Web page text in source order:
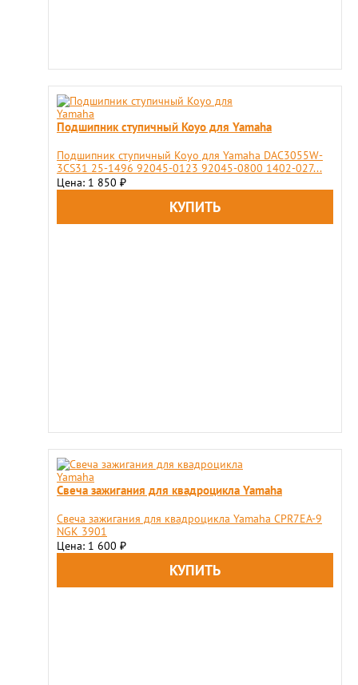
Подшипник ступичный Koyo для Yamaha
Подшипник ступичный Koyo для Yamaha DAC3055W-
3CS31 25-1496 92045-0123 92045-0800 1402-027...
Цена: 1 850 ₽
Свеча зажигания для квадроцикла Yamaha
Свеча зажигания для квадроцикла Yamaha CPR7EA-9
NGK 3901
Цена: 1 600 ₽